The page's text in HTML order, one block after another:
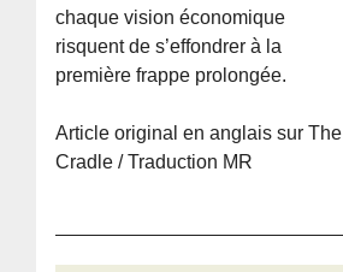
chaque vision économique
risquent de s’effondrer à la
première frappe prolongée.
Article original en anglais sur The
Cradle / Traduction MR